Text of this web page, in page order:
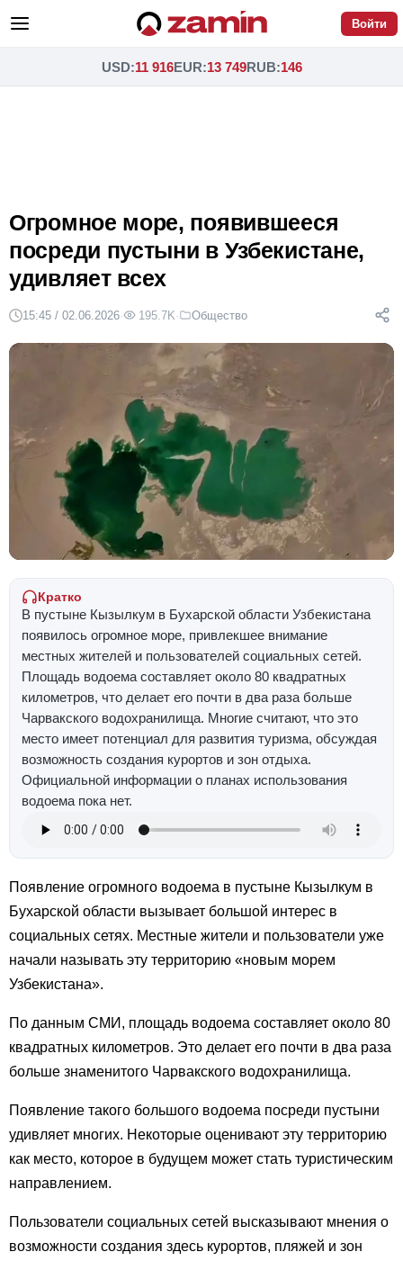
Войти
USD:11 916EUR:13 749RUB:146
Огромное море, появившееся
посреди пустыни в Узбекистане,
удивляет всех
15:45 / 02.06.2026· 195.7K· Общество
Кратко
В пустыне Кызылкум в Бухарской области Узбекистана
появилось огромное море, привлекшее внимание
местных жителей и пользователей социальных сетей.
Площадь водоема составляет около 80 квадратных
километров, что делает его почти в два раза больше
Чарвакского водохранилища. Многие считают, что это
место имеет потенциал для развития туризма, обсуждая
возможность создания курортов и зон отдыха.
Официальной информации о планах использования
водоема пока нет.
Появление огромного водоема в пустыне Кызылкум в
Бухарской области вызывает большой интерес в
социальных сетях. Местные жители и пользователи уже
начали называть эту территорию «новым морем
Узбекистана».
По данным СМИ, площадь водоема составляет около 80
квадратных километров. Это делает его почти в два раза
больше знаменитого Чарвакского водохранилища.
Появление такого большого водоема посреди пустыни
удивляет многих. Некоторые оценивают эту территорию
как место, которое в будущем может стать туристическим
направлением.
Пользователи социальных сетей высказывают мнения о
возможности создания здесь курортов, пляжей и зон